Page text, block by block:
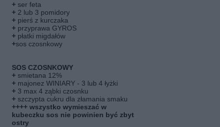
+ ser feta
+ 2 lub 3 pomidory
+ pierś z kurczaka
+ przyprawa GYROS
+ płatki migdałów
+sos czosnkowy
SOS CZOSNKOWY
+ smietana 12%
+ majonez WINIARY - 3 lub 4 łyżki
+ 3 max 4 ząbki czosnku
+ szczypta cukru dla złamania smaku
++++ wszystko wymieszać w
kubeczku sos nie powinien być zbyt
ostry